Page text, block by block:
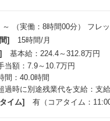
～ （実働：8時間00分） フレ
]
15時間/月
基本給：224.4～312.8万円
当額：7.9～10.7万円
間：40.0時間
過時に別途残業代を支給：支
イム]
有（コアタイム：